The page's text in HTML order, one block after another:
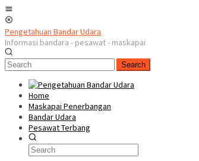
Skip
to
content
Pengetahuan Bandar Udara
Informasi bandara - pesawat - maskapai
Search
Home
Maskapai Penerbangan
Bandar Udara
Pesawat Terbang